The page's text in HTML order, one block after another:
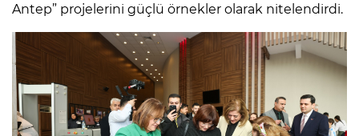
Antep” projelerini güçlü örnekler olarak nitelendirdi.